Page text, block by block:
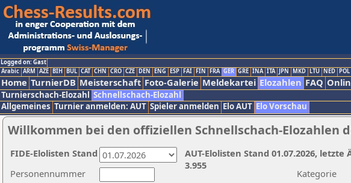
Logged on: Gast
Arabic ARM AZE BIH BUL CAT CHN CRO CZE DEN ENG ESP FAI FIN FRA GER GRE INA ITA JPN MKD LTU NED POL
Home TurnierDB Meisterschaft Foto-Galerie Meldekartei Elozahlen FAQ
Turnierschach-Elozahl Schnellschach-Elozahl
Allgemeines Turnier anmelden: AUT Spieler anmelden Elo AUT Elo Vorschau
Willkommen bei den offiziellen Schnellschach-Elozahlen
Kategorie
Personennummer
AUT-Elolisten Stand 01.07.2026,
3.955
FIDE-Elolisten Stand